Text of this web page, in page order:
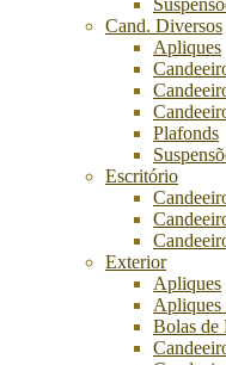
Cand. Diversos
Apliques
Plafonds
Escritório
Exterior
Apliques
Apliques
Bolas de